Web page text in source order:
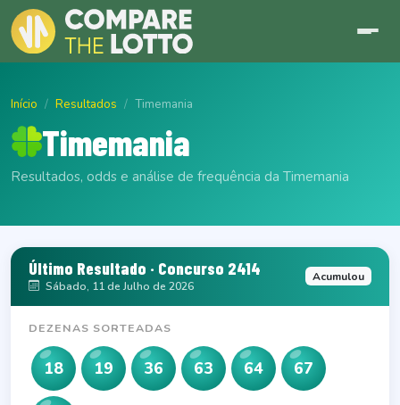
Início Resultados Timemania
Timemania
Resultados, odds e análise de frequência da Timemania
Último Resultado · Concurso 2414
Sábado, 11 de Julho de 2026
Acumulou
DEZENAS SORTEADAS
18 19 36 63 64 67